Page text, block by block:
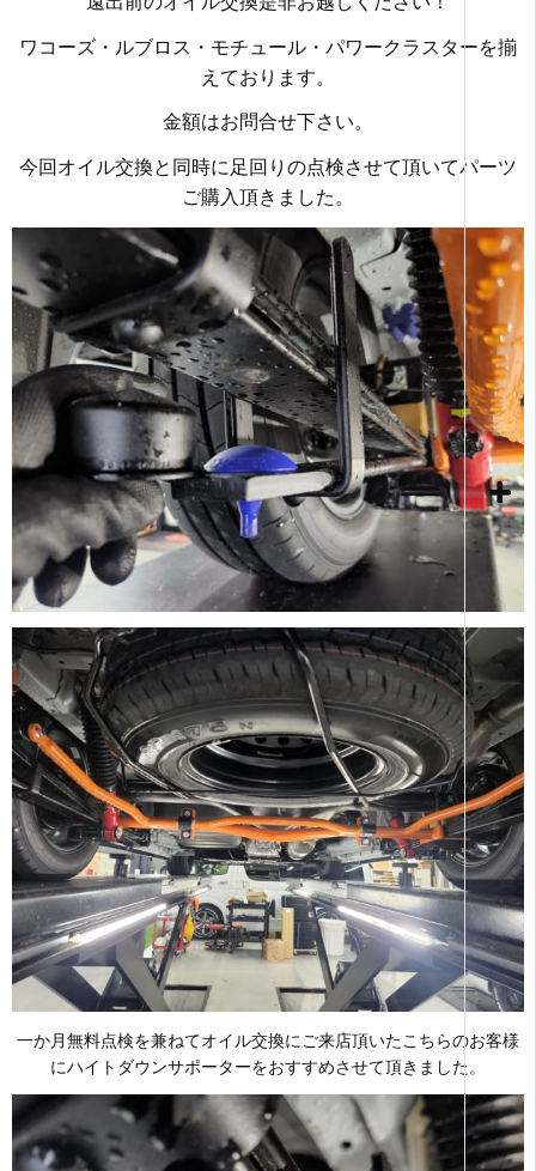
ワコーズ・ルブロス・モチュール・パワークラスターを揃
えております。
金額はお問合せ下さい。
今回オイル交換と同時に足回りの点検させて頂いてパーツ
ご購入頂きました。
一か月無料点検を兼ねてオイル交換にご来店頂いたこちらのお客様
にハイトダウンサポーターをおすすめさせて頂きました。